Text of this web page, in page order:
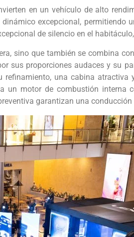
en un vehículo de alto
excepcional, permitiendo
de silencio en el
sino que también se combina
sus proporciones audaces y su
una cabina
un motor de combustión interna
garantizan una